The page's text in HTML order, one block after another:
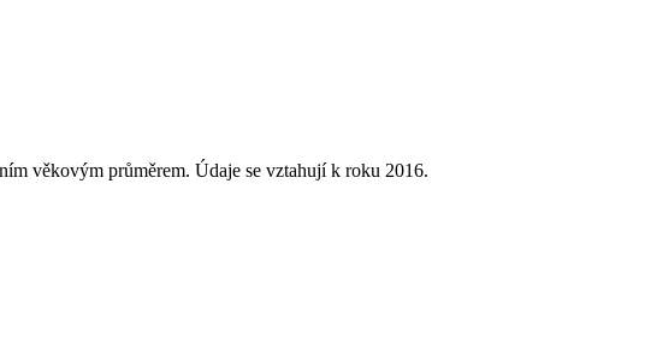
věkovým průměrem. Údaje se vztahují k roku 2016.